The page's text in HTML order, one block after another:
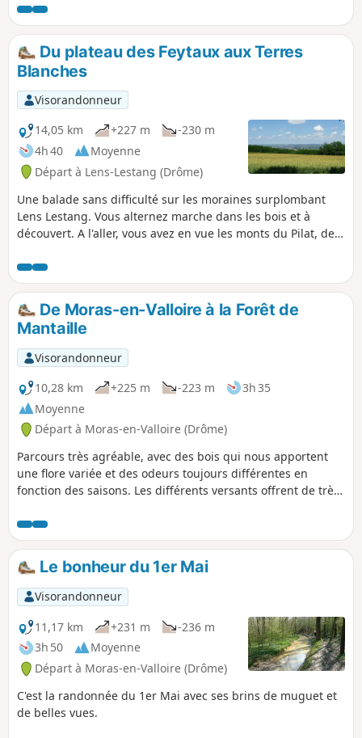
vous informent sur les mûriers et les
poiriers. Ensuite vous montez jusqu'à la
Madone de Moras pour revenir par un
chemin bien protégé du soleil, le long
de la moraine. Au passage vous pouvez
admirer le Château du Double.
Du plateau des Feytaux aux Terres
Blanches
Visorandonneur
14,05 km
+227 m
-230 m
4h 40
Moyenne
Départ à Lens-Lestang (Drôme)
Une balade sans difficulté sur les moraines surplombant
Lens Lestang. Vous alternez marche dans les bois et à
découvert. A l'aller, vous avez en vue les monts du Pilat, de
retournant, vous pouvez admirer les sommets du Vercors,
des Alpes, de la Chartreuse, le Mont Blanc (si le temps le
permet...)
De Moras-en-Valloire à la Forêt de
Mantaille
Visorandonneur
10,28 km
+225 m -223 m
3h 35
Moyenne
Départ à Moras-en-Valloire (Drôme)
Parcours très agréable, avec des bois qui nous apportent
une flore variée et des odeurs toujours différentes en
fonction des saisons. Les différents versants offrent de très
PARCOURENT MES RANDONNEES vous pouvez mettre des
photos en indiquant l'emplacement sur le circuit.
Le bonheur du 1er Mai
Visorandonneur
11,17 km
+231 m
-236 m
3h 50
Moyenne
Départ à Moras-en-Valloire (Drôme)
C'est la randonnée du 1er Mai avec ses brins de muguet et
de belles vues.